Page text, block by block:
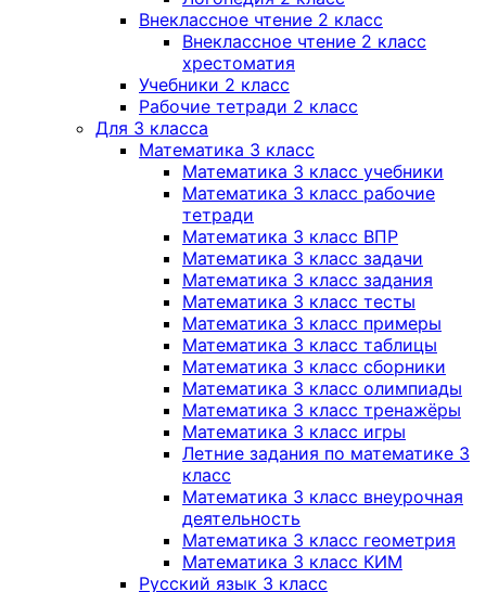
Внеклассное чтение 2 класс
Внеклассное чтение 2 класс
хрестоматия
Учебники 2 класс
Рабочие тетради 2 класс
Для 3 класса
Математика 3 класс
Математика 3 класс учебники
Математика 3 класс рабочие
тетради
Математика 3 класс ВПР
Математика 3 класс задачи
Математика 3 класс задания
Математика 3 класс тесты
Математика 3 класс примеры
Математика 3 класс таблицы
Математика 3 класс сборники
Математика 3 класс олимпиады
Математика 3 класс тренажёры
Математика 3 класс игры
Летние задания по математике 3
класс
Математика 3 класс внеурочная
деятельность
Математика 3 класс геометрия
Математика 3 класс КИМ
Русский язык 3 класс